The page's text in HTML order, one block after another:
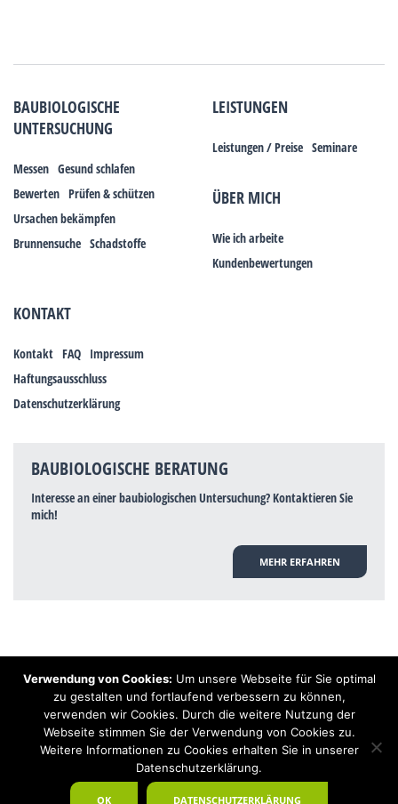
BAUBIOLOGISCHE
UNTERSUCHUNG
Messen Gesund schlafen
Bewerten Prüfen & schützen
Ursachen bekämpfen
Brunnensuche Schadstoffe
LEISTUNGEN
Leistungen / Preise Seminare
ÜBER MICH
Wie ich arbeite
Kundenbewertungen
KONTAKT
Kontakt FAQ Impressum
Haftungsausschluss
Datenschutzerklärung
BAUBIOLOGISCHE BERATUNG
Interesse an einer baubiologischen Untersuchung? Kontaktieren Sie
mich!
MEHR ERFAHREN
Hinweis: Trotz zahlreicher Studien, die einen Zusammenhang zwischen
Elektrosmog und gesundheitlichen Problemen aufzeigen, ist es von der
praktischen Schulmedizin bisher wissenschaftlich nicht anerkannt, dass
Elektrosmog und Erdstrahlen gesundheitliche Auswirkungen haben können.
Ähnliches galt auch über Jahrzehnte für die Akkupunktur und die
Homöopathie. Sie suchen einen Baubiologen? Baubiologe Baldermnn - Ihr
Spezialist für gesunden Schlaf!
Verwendung von Cookies: Um unsere Webseite für Sie optimal
zu gestalten und fortlaufend verbessern zu können,
verwenden wir Cookies. Durch die weitere Nutzung der
Webseite stimmen Sie der Verwendung von Cookies zu.
Weitere Informationen zu Cookies erhalten Sie in unserer
Datenschutzerklärung.
OK DATENSCHUTZERKLÄRUNG